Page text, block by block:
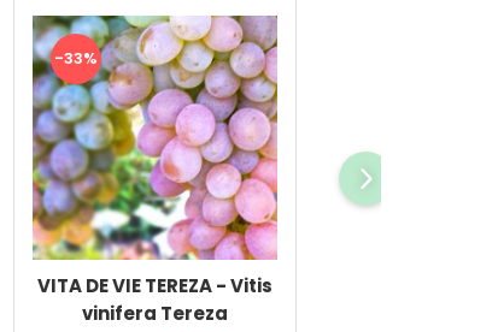
-33%
VITA DE VIE TEREZA - Vitis
vinifera Tereza
-33%